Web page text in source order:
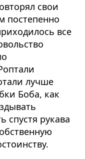
свои
постепенно
все
лучше
Боба, как
спустя рукава